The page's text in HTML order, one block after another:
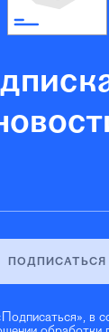
ПОДПИСАТЬСЯ
в